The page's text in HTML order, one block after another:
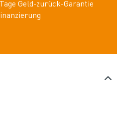
Geld-zurück-Garantie